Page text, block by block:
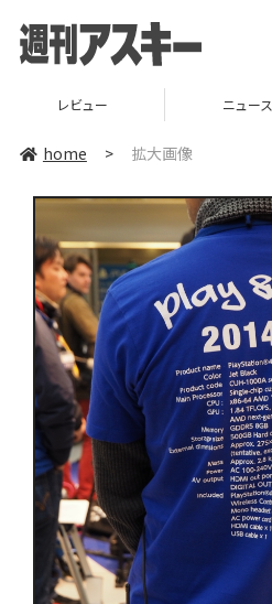
レビュー ニュース
home > 拡大画像